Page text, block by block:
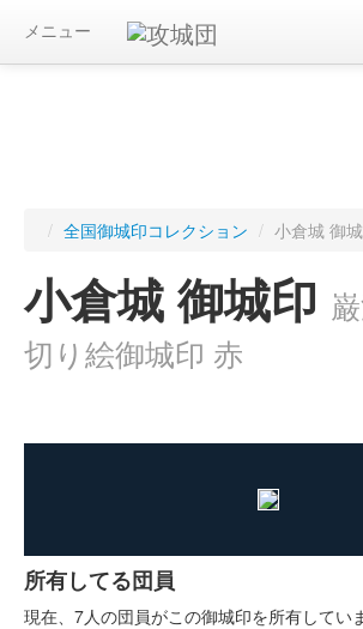
メニュー
/ 全国御城印コレクション / 小倉城 御
小倉城 御城印
切り絵御城印 赤
所有してる団員
現在、7人の団員がこの御城印を所有していま